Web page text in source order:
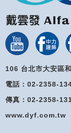
106 台北市大安區
電話：02-2358-
傳真：02-2358-
www.dyf.com.tw